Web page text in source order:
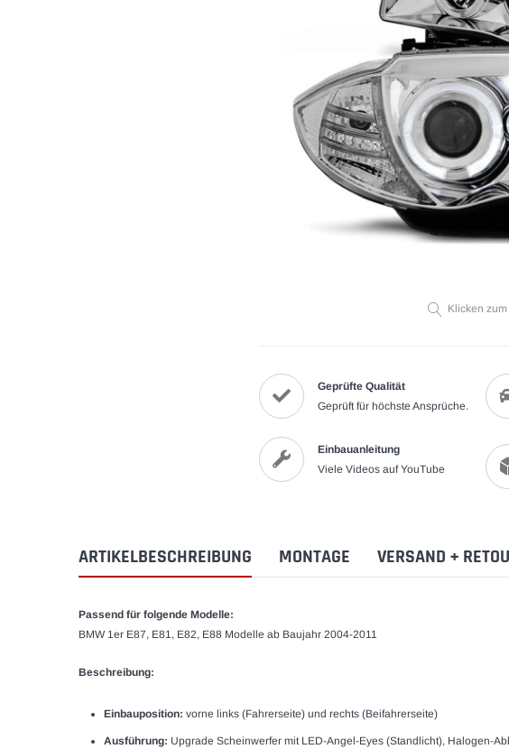
Klicken
Geprüfte Qualität
Geprüft für höchste Ansprüche.
Einbauanleitung
Viele Videos auf YouTube
ARTIKELBESCHREIBUNG MONTAGE VERSAND +
Passend für folgende Modelle:
BMW 1er E87, E81, E82, E88 Modelle ab Baujahr 2004-2011
Beschreibung:
Einbauposition: vorne links (Fahrerseite) und rechts (Beifahrerseite)
Ausführung: Upgrade Scheinwerfer mit LED-Angel-Eyes (Standlicht), Halogen-